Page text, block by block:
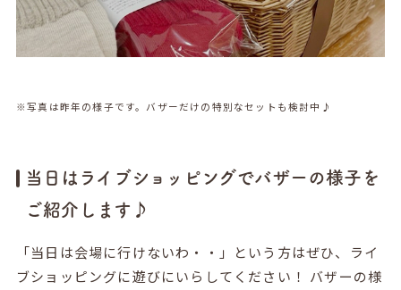
※写真は昨年の様子です。バザーだけの特別なセットも検討中♪
当日はライブショッピングでバザーの様子を
ご紹介します♪
「当日は会場に行けないわ・・」という方はぜひ、ライ
ブショッピングに遊びにいらしてください！ バザーの様